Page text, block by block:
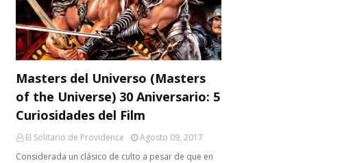
Masters del Universo (Masters
of the Universe) 30 Aniversario: 5
Curiosidades del Film
El Solitario de Providence
Agosto 09, 2017
Considerada un clásico de culto a pesar de que en